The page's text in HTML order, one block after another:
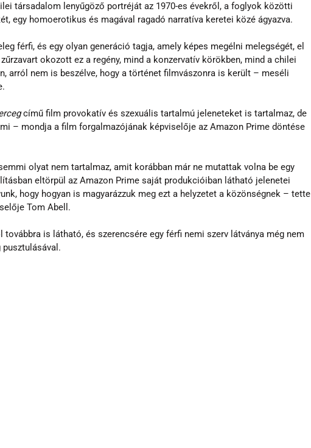
társadalom lenyűgöző portréját az 1970-es évekről, a foglyok közötti
egy homoerotikus és magával ragadó narratíva keretei közé ágyazva.
férfi, és egy olyan generáció tagja, amely képes megélni melegségét, el
okozott ez a regény, mind a konzervatív körökben, mind a chilei
arról nem is beszélve, hogy a történet filmvászonra is került – meséli
című film provokatív és szexuális tartalmú jeleneteket is tartalmaz, de
– mondja a film forgalmazójának képviselője az Amazon Prime döntése
olyat nem tartalmaz, amit korábban már ne mutattak volna be egy
eltörpül az Amazon Prime saját produkcióiban látható jelenetei
hogy hogyan is magyarázzuk meg ezt a helyzetet a közönségnek – tette
Tom Abell.
is látható, és szerencsére egy férfi nemi szerv látványa még nem